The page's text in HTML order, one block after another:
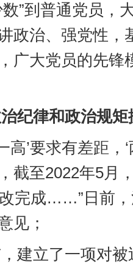
”到普通党员，
政治、强党性，
广大党员的先锋
纪律和政治规矩
高’要求有差距，
截至2022年5月
完成……”日前
见；
建立了一项对被